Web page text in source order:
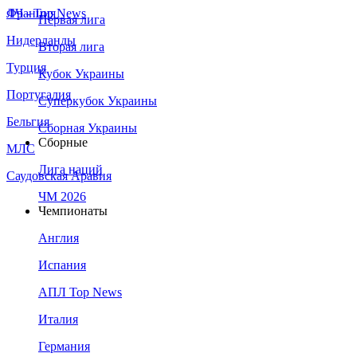
Франция
Нидерланды
Турция
Португалия
Бельгия
МЛС
Саудовская Аравия
ЛЧ - Top News
Первая лига
Вторая лига
Кубок Украины
Суперкубок Украины
Сборная Украины
Сборные
Лига наций
ЧМ 2026
Чемпионаты
Англия
Испания
АПЛ Top News
Италия
Германия